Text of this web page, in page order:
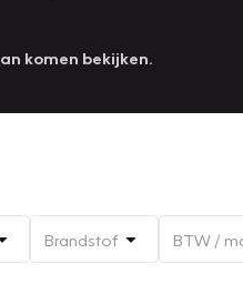
komen bekijken.
Brandstof BTW /